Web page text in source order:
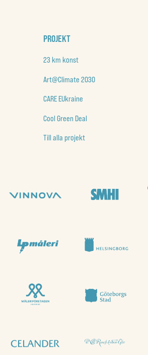
PROJEKT
23 km konst
Art@Climate 2030
CARE EUkraine
Cool Green Deal
Till alla projekt